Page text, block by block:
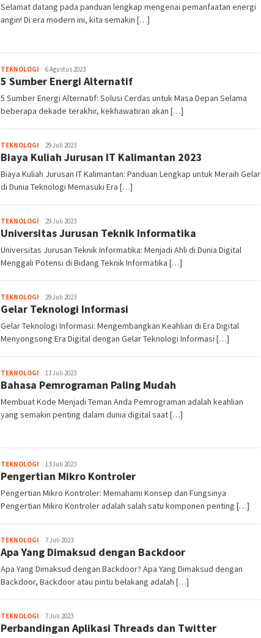
Selamat datang pada panduan lengkap mengenai pemanfaatan energi
angin! Di era modern ini, kita semakin […]
TEKNOLOGI Ahmad
Syaiful
6 Agustus 2023
5 Sumber Energi Alternatif
5 Sumber Energi Alternatif: Solusi Cerdas untuk Masa Depan Selama
beberapa dekade terakhir, kekhawatiran akan […]
TEKNOLOGI Ahmad
Syaiful
29 Juli 2023
Biaya Kuliah Jurusan IT Kalimantan 2023
Biaya Kuliah Jurusan IT Kalimantan: Panduan Lengkap untuk Meraih Gelar
di Dunia Teknologi Memasuki Era […]
TEKNOLOGI Ahmad
Syaiful
29 Juli 2023
Universitas Jurusan Teknik Informatika
Universitas Jurusan Teknik Informatika: Menjadi Ahli di Dunia Digital
Menggali Potensi di Bidang Teknik Informatika […]
TEKNOLOGI Ahmad
Syaiful
29 Juli 2023
Gelar Teknologi Informasi
Gelar Teknologi Informasi: Mengembangkan Keahlian di Era Digital
Menyongsong Era Digital dengan Gelar Teknologi Informasi […]
TEKNOLOGI Ahmad
Syaiful
13 Juli 2023
Bahasa Pemrograman Paling Mudah
Membuat Kode Menjadi Teman Anda Pemrograman adalah keahlian
yang semakin penting dalam dunia digital saat […]
TEKNOLOGI Ahmad
Syaiful
13 Juli 2023
Pengertian Mikro Kontroler
Pengertian Mikro Kontroler: Memahami Konsep dan Fungsinya
Pengertian Mikro Kontroler adalah salah satu komponen penting […]
TEKNOLOGI Ahmad
Syaiful
7 Juli 2023
Apa Yang Dimaksud dengan Backdoor
Apa Yang Dimaksud dengan Backdoor? Apa Yang Dimaksud dengan
Backdoor, Backdoor atau pintu belakang adalah […]
TEKNOLOGI Ahmad
Syaiful
7 Juli 2023
Perbandingan Aplikasi Threads dan Twitter